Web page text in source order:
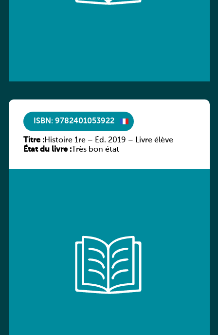
ISBN: 9782401053922
Titre :Histoire 1re – Éd. 2019 – Livre élève
État du livre :Très bon état